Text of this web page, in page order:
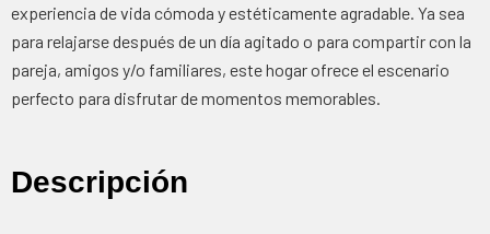
experiencia de vida cómoda y estéticamente agradable. Ya sea
para relajarse después de un día agitado o para compartir con la
pareja, amigos y/o familiares, este hogar ofrece el escenario
perfecto para disfrutar de momentos memorables.
Descripción